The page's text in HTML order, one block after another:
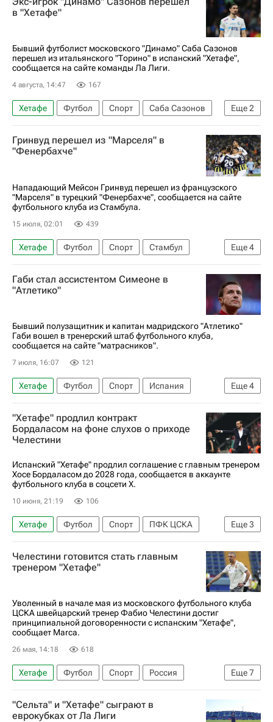
в "Хетафе"
Бывший футболист московского "Динамо" Саба Сазонов
перешел из итальянского "Торино" в испанский "Хетафе",
сообщается на сайте команды Ла Лиги.
4 августа, 14:47 167
Еще2
Хетафе Футбол Спорт
Саба Сазонов
Динамо Москва
Торино
Гринвуд перешел из "Марселя" в
"Фенербахче"
Нападающий Мейсон Гринвуд перешел из французского
"Марселя" в турецкий "Фенербахче", сообщается на сайте
футбольного клуба из Стамбула.
15 июля, 02:01 439
Еще4
Хетафе Футбол Спорт
Стамбул
Франция
Мейсон Гринвуд
Фенербахче
Чемпионат Франции по футболу (Лига 1)
Габи стал ассистентом Симеоне в
"Атлетико"
Бывший полузащитник и капитан мадридского "Атлетико"
Габи вошел в тренерский штаб футбольного клуба,
сообщается на сайте "матрасников".
7 июля, 16:07 121
Еще4
Хетафе Футбол Спорт
Испания
Диего Симеоне
Габи
Атлетико (Мадрид)
Реал Сарагоса
"Хетафе" продлил контракт
Бордаласом на фоне слухов о приходе
Челестини
Испанский "Хетафе" продлил соглашение с главным тренером
Хосе Бордаласом до 2028 года, сообщается в аккаунте
футбольного клуба в соцсети X.
10 июня, 21:19 106
Еще3
Хетафе Футбол Спорт
ПФК ЦСКА
Фабио Челестини
Хосе Бордалас
Чемпионат Испании по футболу
Челестини готовится стать главным
тренером "Хетафе"
Уволенный в начале мая из московского футбольного клуба
ЦСКА швейцарский тренер Фабио Челестини достиг
принципиальной договоренности с испанским "Хетафе",
сообщает Marca.
26 мая, 14:18 618
Еще7
Хетафе Футбол Спорт
Россия
Фабио Челестини
Хосе Бордалас
Марко Николич
ПФК ЦСКА
"Сельта" и "Хетафе" сыграют в
еврокубках от Ла Лиги